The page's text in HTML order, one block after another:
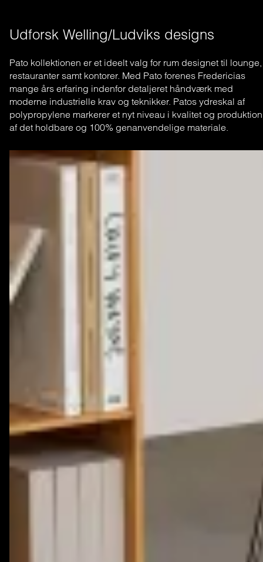
Udforsk Welling/Ludviks designs
Pato kollektionen er et ideelt valg for rum designet til lounge,
restauranter samt kontorer. Med Pato forenes Fredericias
mange års erfaring indenfor detaljeret håndværk med
moderne industrielle krav og teknikker. Patos ydreskal af
polypropylene markerer et nyt niveau i kvalitet og produktion
af det holdbare og 100% genanvendelige materiale.